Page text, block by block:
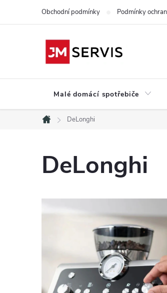
Obchodní podmínky Podmínky
Malé domácí spotřebiče
Domů
DeLonghi
DeLonghi
V